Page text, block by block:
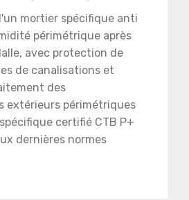
mortier spécifique anti
périmétrique après
avec protection de
de canalisations et
des
extérieurs périmétriques
certifié CTB P+
dernières normes